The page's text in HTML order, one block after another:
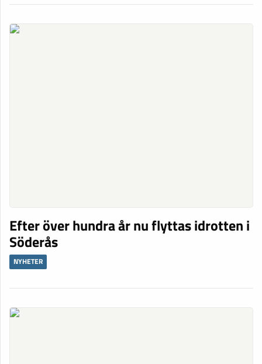
Efter över hundra år nu flyttas idrotten i
Söderås
NYHETER